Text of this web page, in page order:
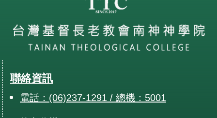
聯絡資訊
電話：(06)237-1291 / 總機：5001